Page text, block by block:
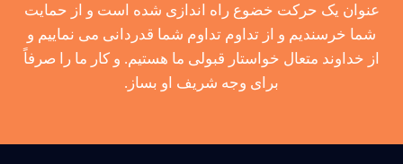
عنوان یک حرکت خضوع راه اندازی شده است و از حمایت
شما خرسندیم و از تداوم تداوم شما قدردانی می نماییم و
از خداوند متعال خواستار قبولی ما هستیم. و کار ما را صرفاً
برای وجه شریف او بساز.